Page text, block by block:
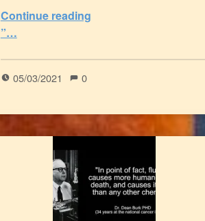
Continue reading“Virus Ebola : la nouvelle Epidémie de Mensonge et l’Empoisonnement Multifactoriel des Africains
”…
05/03/2021 0